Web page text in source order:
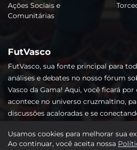
Ações Sociais e
Comunitárias
FutVasco
FutVasco, sua fonte principal para
análises e debates no nosso fórum
Vasco da Gama! Aqui, você ficará
acontece no universo cruzmaltino,
discussões acaloradas e se
nenhum lance e acompanhe de
Usamos cookies para melhorar sua
Ao continuar, você aceita nossa